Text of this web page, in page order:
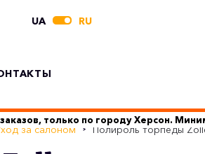
UA RU
только по городу Херсон.
за салоном Полироль торпеды